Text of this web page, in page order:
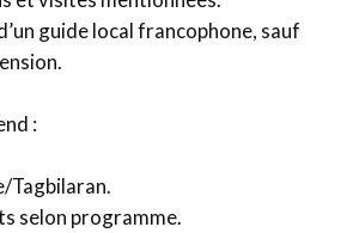
guide local francophone, sauf
:
Tagbilaran.
selon programme.